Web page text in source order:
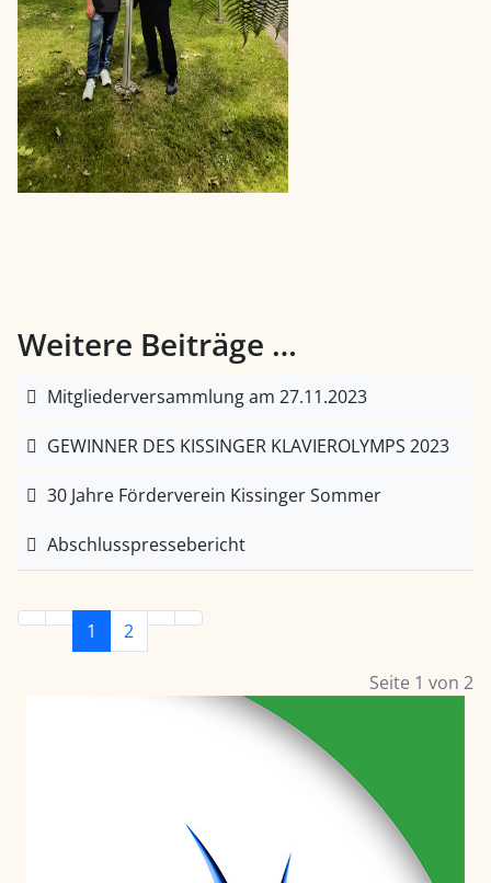
Weitere Beiträge …
Mitgliederversammlung am 27.11.2023
GEWINNER DES KISSINGER KLAVIEROLYMPS 2023
30 Jahre Förderverein Kissinger Sommer
Abschlusspressebericht
1 2
Seite 1 von 2